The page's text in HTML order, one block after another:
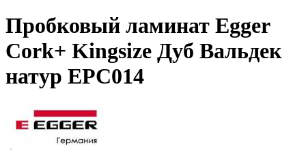
Пробковый ламинат Egger
Cork+ Kingsize Дуб Вальдек
натур EPC014